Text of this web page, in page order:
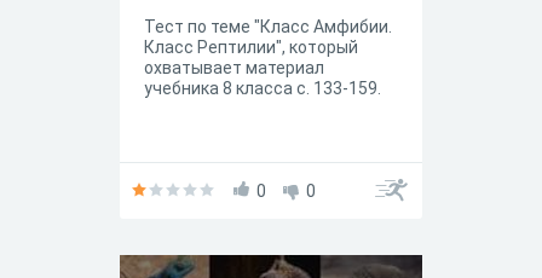
Тест по теме "Класс Амфибии.
Класс Рептилии", который
охватывает материал
учебника 8 класса с. 133-159.
0 0